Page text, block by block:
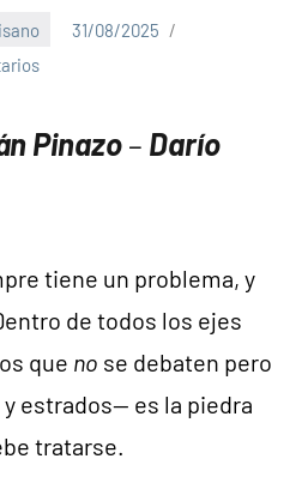
31/08/2025
Pinazo– Darío
tiene un problema, y
de todos los ejes
que no se debaten pero
estrados— es la piedra
tratarse.